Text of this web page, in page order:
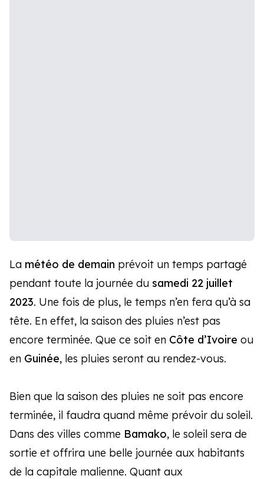
La météo de demain prévoit un temps partagé
pendant toute la journée du samedi 22 juillet
2023. Une fois de plus, le temps n’en fera qu’à sa
tête. En effet, la saison des pluies n’est pas
encore terminée. Que ce soit en Côte d’Ivoire ou
en Guinée, les pluies seront au rendez-vous.
Bien que la saison des pluies ne soit pas encore
terminée, il faudra quand même prévoir du soleil.
Dans des villes comme Bamako, le soleil sera de
sortie et offrira une belle journée aux habitants
de la capitale malienne. Quant aux